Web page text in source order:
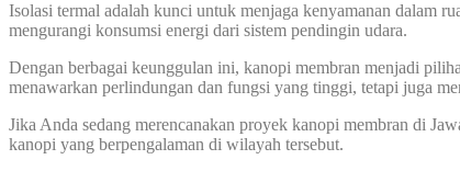
Isolasi termal adalah kunci untuk menjaga kenyamanan dalam
mengurangi konsumsi energi dari sistem pendingin udara.
Dengan berbagai keunggulan ini, kanopi membran menjadi
menawarkan perlindungan dan fungsi yang tinggi, tetapi juga
Jika Anda sedang merencanakan proyek kanopi membran di
kanopi yang berpengalaman di wilayah tersebut.